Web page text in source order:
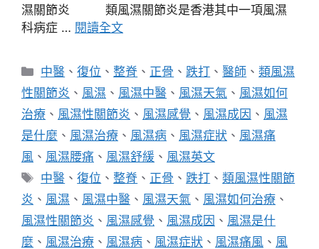
濕關節炎 類風濕關節炎是香港其中一項風濕
科病症 … 閱讀全文
分
類
中醫 、復位 、整脊 、 正骨 、 跌打 、醫師 、類風濕
性關節炎 、 風濕 、 風濕中醫 、 風濕天氣 、 風濕如何
治療 、 風濕性關節炎 、 風濕感覺 、 風濕成因 、 風濕
是什麼 、 風濕治療 、 風濕病 、 風濕症狀 、 風濕痛
風 、 風濕腰痛 、 風濕舒緩 、 風濕英文
標
籤
中醫 、復位 、整脊 、 正骨 、 跌打 、類風濕性關節
炎 、 風濕 、 風濕中醫 、 風濕天氣 、 風濕如何治療 、
風濕性關節炎 、 風濕感覺 、 風濕成因 、 風濕是什
麼 、 風濕治療 、 風濕病 、 風濕症狀 、 風濕痛風 、 風